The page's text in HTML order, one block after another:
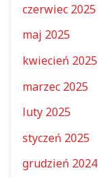
czerwiec 2025
maj 2025
kwiecień 2025
marzec 2025
luty 2025
styczeń 2025
grudzień 2024